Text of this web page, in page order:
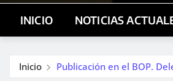
INICIO NOTICIAS
Inicio Publicación en el BOP.